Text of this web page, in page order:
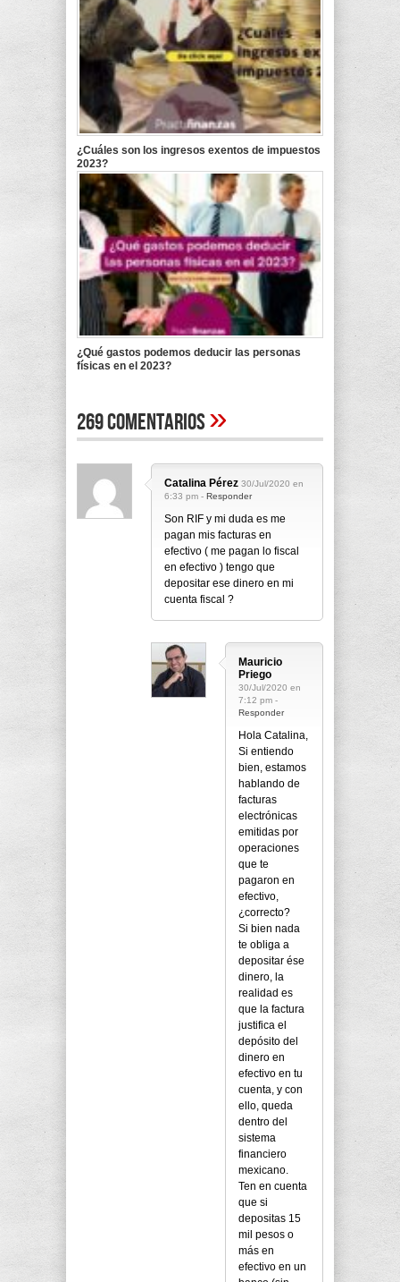
¿Cuáles son los ingresos exentos de impuestos
2023?
¿Qué gastos podemos deducir las personas
físicas en el 2023?
269 Comentarios»
Catalina Pérez 30/Jul/2020 en
6:33 pm - Responder
Son RIF y mi duda es me
pagan mis facturas en
efectivo ( me pagan lo fiscal
en efectivo ) tengo que
depositar ese dinero en mi
cuenta fiscal ?
Mauricio
Priego
30/Jul/2020 en
7:12 pm -
Responder
Hola Catalina,
Si entiendo
bien, estamos
hablando de
facturas
electrónicas
emitidas por
operaciones
que te
pagaron en
efectivo,
¿correcto?
Si bien nada
te obliga a
depositar ése
dinero, la
realidad es
que la factura
justifica el
depósito del
dinero en
efectivo en tu
cuenta, y con
ello, queda
dentro del
sistema
financiero
mexicano.
Ten en cuenta
que si
depositas 15
mil pesos o
más en
efectivo en un